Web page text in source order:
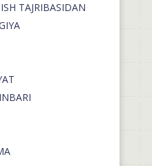
TAJRIBASIDAN